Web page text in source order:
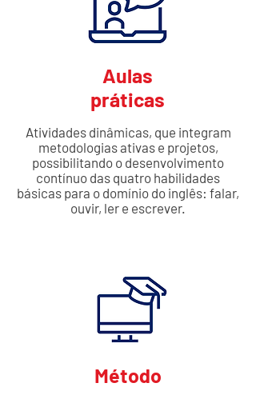
Aulas
práticas
Atividades dinâmicas, que integram
metodologias ativas e projetos,
possibilitando o desenvolvimento
contínuo das quatro habilidades
básicas para o domínio do inglês: falar,
ouvir, ler e escrever.
Método